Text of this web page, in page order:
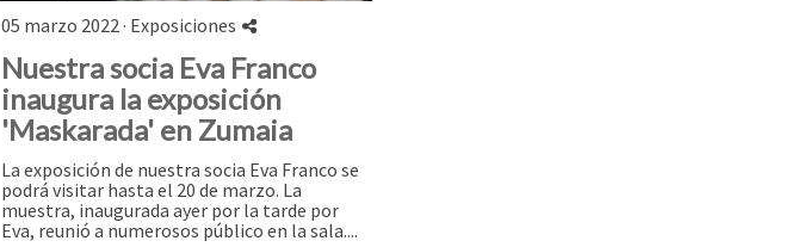
05 marzo 2022 · Exposiciones
Nuestra socia Eva Franco
inaugura la exposición
'Maskarada' en Zumaia
La exposición de nuestra socia Eva Franco se
podrá visitar hasta el 20 de marzo. La
muestra, inaugurada ayer por la tarde por
Eva, reunió a numerosos público en la sala....